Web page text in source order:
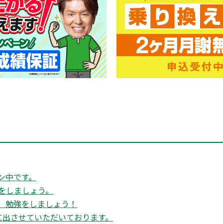
です。
ましょう。
勉強をしましょう！
させていただいております。